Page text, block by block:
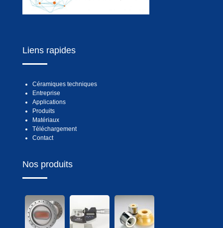
Liens rapides
Céramiques techniques
Entreprise
Applications
Produits
Matériaux
Téléchargement
Contact
Nos produits